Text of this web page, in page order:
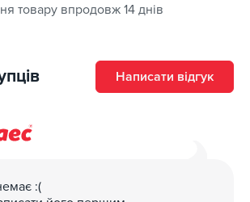
товару впродовж 14 днів
Написати відгук
:(